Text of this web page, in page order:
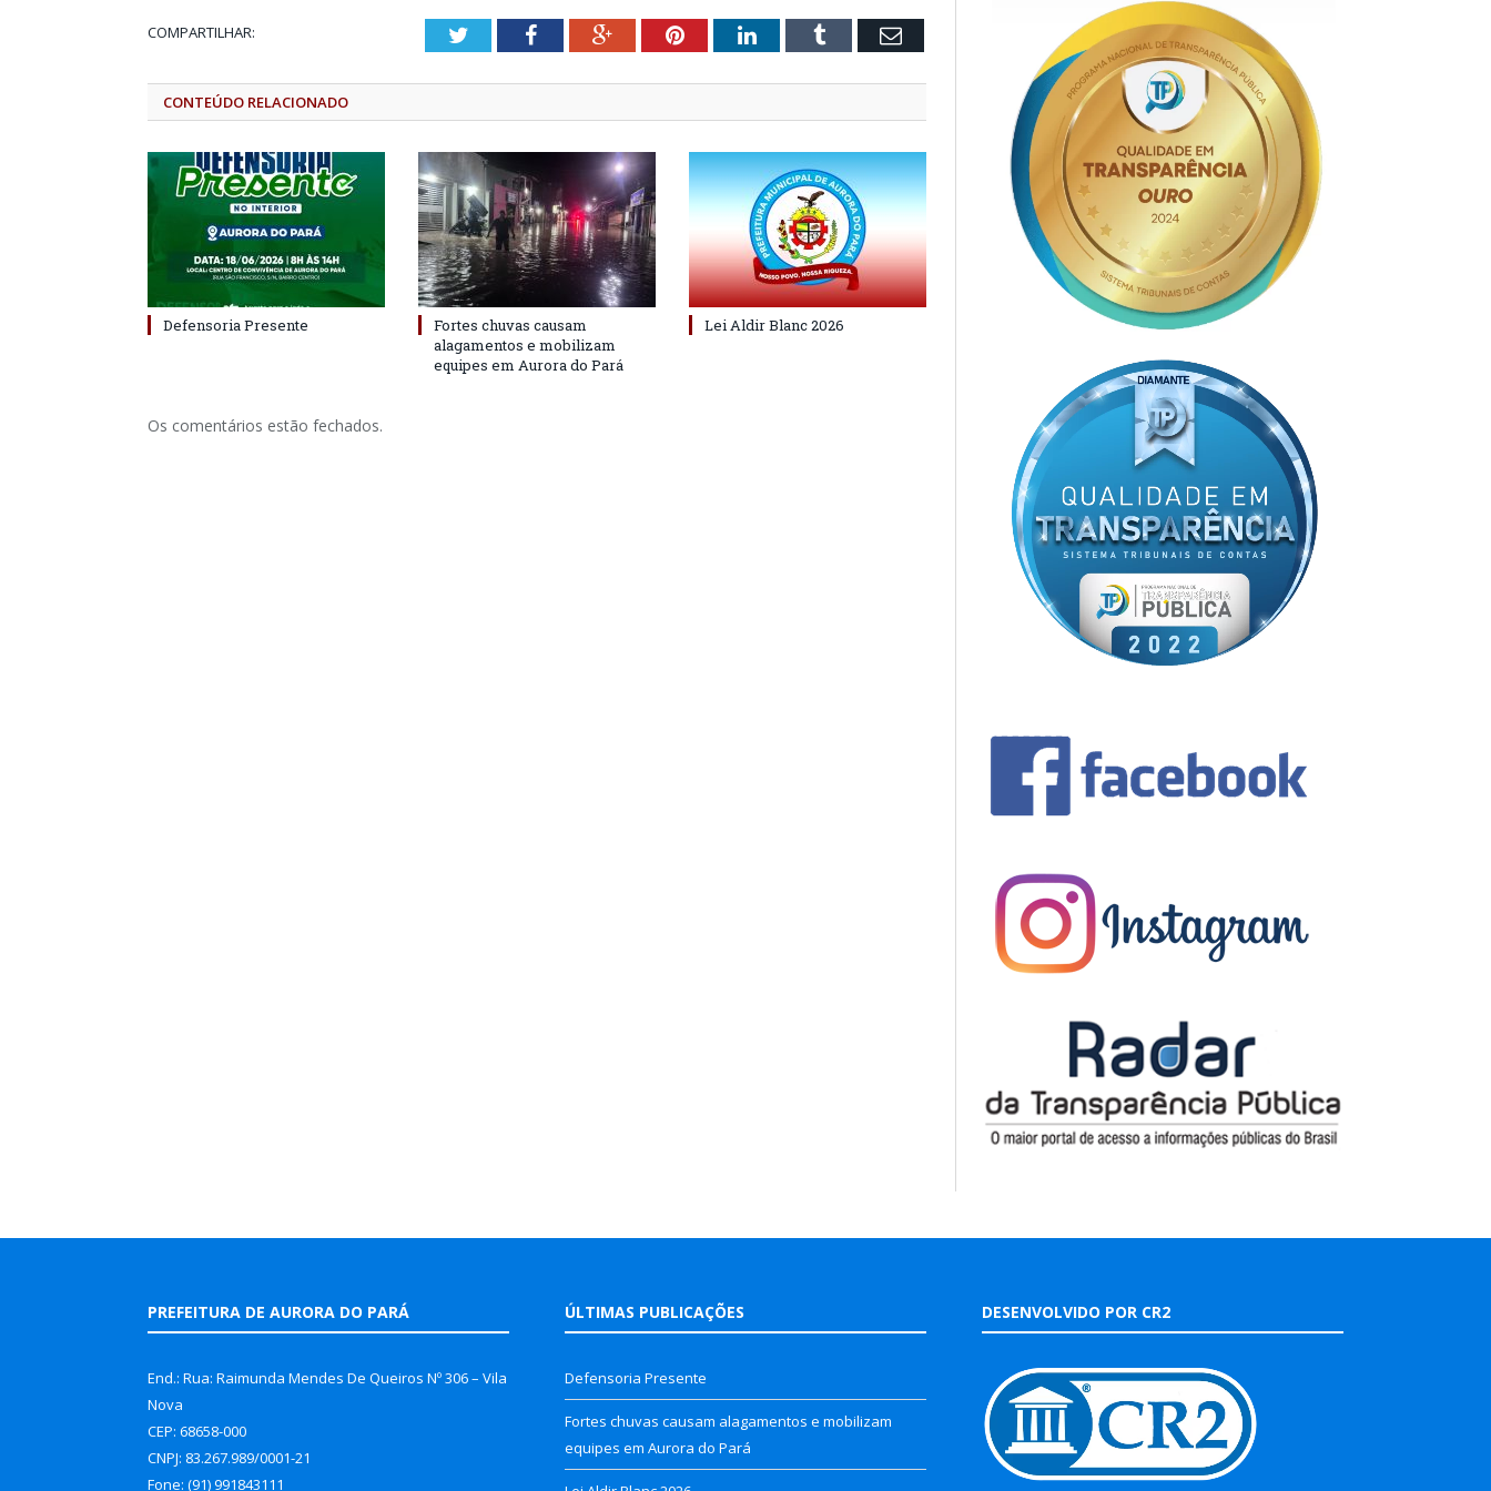
COMPARTILHAR: TwitterFacebookGoogle+PinterestLinkedInTumblr Email
CONTEÚDO RELACIONADO
Defensoria Presente
Fortes chuvas causam
alagamentos e mobilizam
equipes em Aurora do Pará
Lei Aldir Blanc 2026
Os comentários estão fechados.
PREFEITURA DE AURORA DO PARÁ
End.: Rua: Raimunda Mendes De Queiros Nº 306 – Vila
Nova
CEP: 68658-000
CNPJ: 83.267.989/0001-21
Fone: (91) 991843111
ÚLTIMAS PUBLICAÇÕES
Defensoria Presente
Fortes chuvas causam alagamentos e mobilizam
equipes em Aurora do Pará
DESENVOLVIDO POR CR2